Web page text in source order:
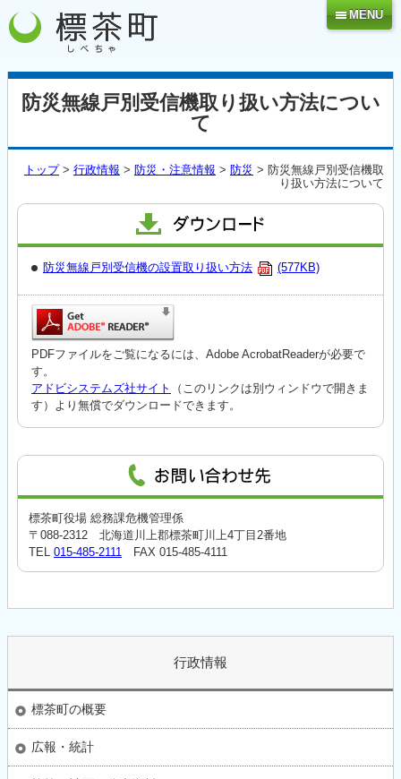
MENU
防災無線戸別受信機取り扱い方法につい
て
トップ> 行政情報 > 防災・注意情報 > 防災 > 防災無線戸別受信機取
り扱い方法について
防災無線戸別受信機の設置取り扱い方法 (577KB)
PDFファイルをご覧になるには、Adobe AcrobatReaderが必要で
す。
アドビシステムズ社サイト
（このリンクは別ウィンドウで開きま
す）より無償でダウンロードできます。
標茶町役場 総務課危機管理係
〒088-2312 北海道川上郡標茶町川上4丁目2番地
TEL 015-485-2111 FAX 015-485-4111
行政情報
標茶町の概要
広報・統計